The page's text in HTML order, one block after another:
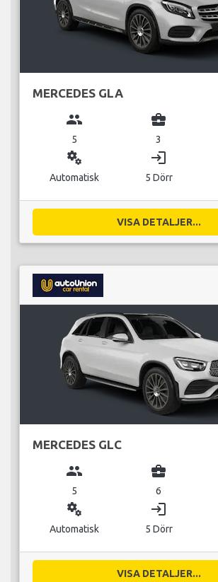
MERCEDES GLA
group
5
business_center
3
miscellaneous_services
Automatisk
login
5 Dörr
VISA DETALJER...
MERCEDES GLC
group
5
business_center
6
miscellaneous_services
Automatisk
login
5 Dörr
VISA DETALJER...